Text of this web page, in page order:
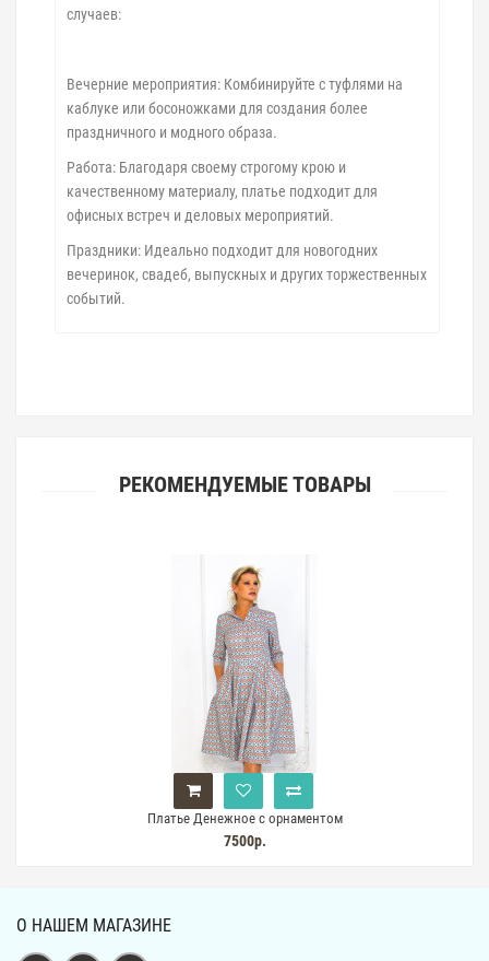
случаев:
Вечерние мероприятия: Комбинируйте с туфлями на
каблуке или босоножками для создания более
праздничного и модного образа.
Работа: Благодаря своему строгому крою и
качественному материалу, платье подходит для
офисных встреч и деловых мероприятий.
Праздники: Идеально подходит для новогодних
вечеринок, свадеб, выпускных и других торжественных
событий.
РЕКОМЕНДУЕМЫЕ ТОВАРЫ
Платье Денежное с орнаментом
7500р.
О НАШЕМ МАГАЗИНЕ